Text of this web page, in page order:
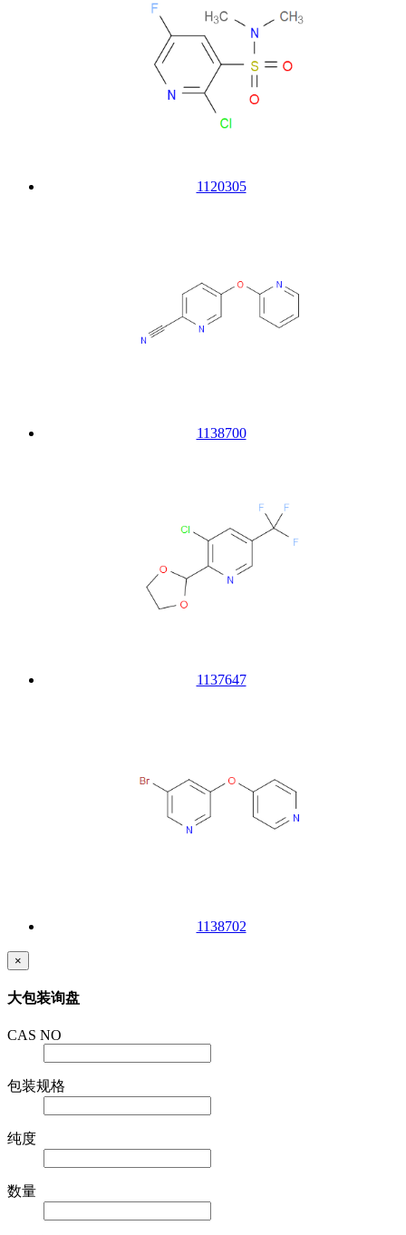
1120305
1138700
1137647
1138702
×
大包装询盘
CAS NO
包装规格
纯度
数量